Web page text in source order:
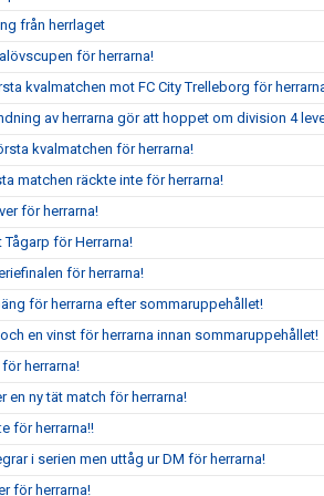
från herrlaget
för herrarna!
kvalmatchen mot FC City Trelleborg för
av herrarna gör att hoppet om division 4
kvalmatchen för herrarna!
matchen räckte inte för herrarna!
för herrarna!
Tågarp för Herrarna!
för herrarna!
för herrarna efter sommaruppehållet!
en vinst för herrarna innan sommaruppehållet!
herrarna!
en ny tät match för herrarna!
för herrarna!!
i serien men uttåg ur DM för herrarna!
för herrarna!